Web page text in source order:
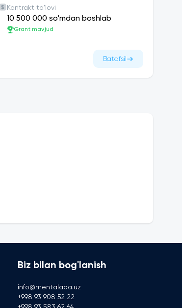
Kontrakt to'lovi
10 500 000 so'mdan boshlab
Grant mavjud
Batafsil
Biz bilan bog'lanish
info@mentalaba.uz
+998 93 908 52 22